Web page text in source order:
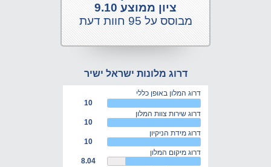
ציון ממוצע 9.10
מבוסס על 95 חוות דעת
דרוג מלונות ישראל ישיר
דרוג המלון באופן כללי
10
דרוג שירות צוות המלון
10
דרוג מידת הניקיון
10
דרוג מיקום המלון
8.04